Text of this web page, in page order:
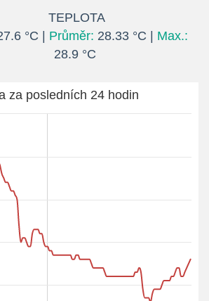
TEPLOTA
°C | Průměr: 28.33 °C | Max.:
28.9 °C
za posledních 24 hodin